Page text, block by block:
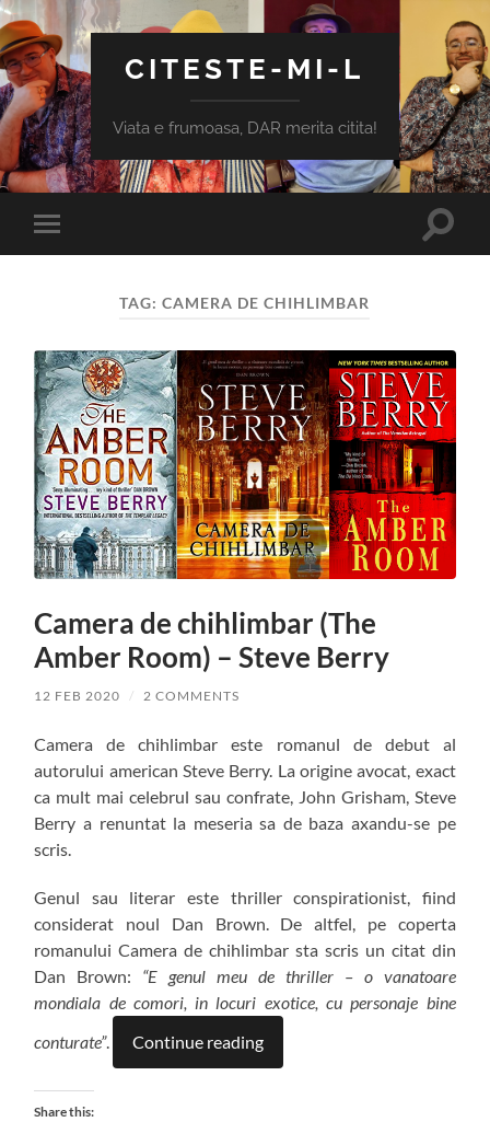
CITESTE-MI-L
Viata e frumoasa, DAR merita citita!
Toggle
mobile
Toggle
TAG:CAMERA DE CHIHLIMBAR
Camera de chihlimbar (The
Amber Room) – Steve Berry
12 FEB 2020 / 2 COMMENTS
Camera de chihlimbar este romanul de debut al
autorului american Steve Berry. La origine avocat, exact
ca mult mai celebrul sau confrate, John Grisham, Steve
Berry a renuntat la meseria sa de baza axandu-se pe
scris.
Genul sau literar este thriller conspirationist, fiind
considerat noul Dan Brown. De altfel, pe coperta
romanului Camera de chihlimbar sta scris un citat din
Dan Brown: “E genul meu de thriller – o vanatoare
mondiala de comori, in locuri exotice, cu personaje bine
conturate”. Continue reading
Share this: